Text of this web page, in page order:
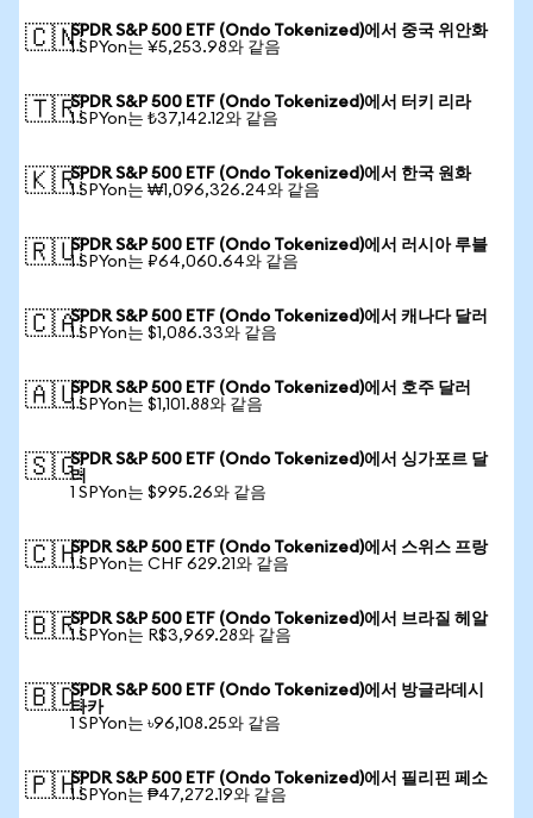
🇨🇳SPDR S&P 500 ETF (Ondo Tokenized)에서 중국 위안화
1 SPYon는 ¥5,253.98와 같음
🇹🇷SPDR S&P 500 ETF (Ondo Tokenized)에서 터키 리라
1 SPYon는 ₺37,142.12와 같음
🇰🇷SPDR S&P 500 ETF (Ondo Tokenized)에서 한국 원화
1 SPYon는 ₩1,096,326.24와 같음
🇷🇺SPDR S&P 500 ETF (Ondo Tokenized)에서 러시아 루블
1 SPYon는 ₽64,060.64와 같음
🇨🇦SPDR S&P 500 ETF (Ondo Tokenized)에서 캐나다 달러
1 SPYon는 $1,086.33와 같음
🇦🇺SPDR S&P 500 ETF (Ondo Tokenized)에서 호주 달러
1 SPYon는 $1,101.88와 같음
🇸🇬SPDR S&P 500 ETF (Ondo Tokenized)에서 싱가포르 달
러
1 SPYon는 $995.26와 같음
🇨🇭SPDR S&P 500 ETF (Ondo Tokenized)에서 스위스 프랑
1 SPYon는 CHF 629.21와 같음
🇧🇷SPDR S&P 500 ETF (Ondo Tokenized)에서 브라질 헤알
1 SPYon는 R$3,969.28와 같음
🇧🇩SPDR S&P 500 ETF (Ondo Tokenized)에서 방글라데시
타카
1 SPYon는 ৳96,108.25와 같음
🇵🇭SPDR S&P 500 ETF (Ondo Tokenized)에서 필리핀 페소
1 SPYon는 ₱47,272.19와 같음